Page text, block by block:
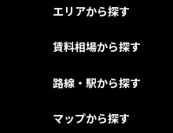
エリアから探す
賃料相場から探す
路線・駅から探す
マップから探す